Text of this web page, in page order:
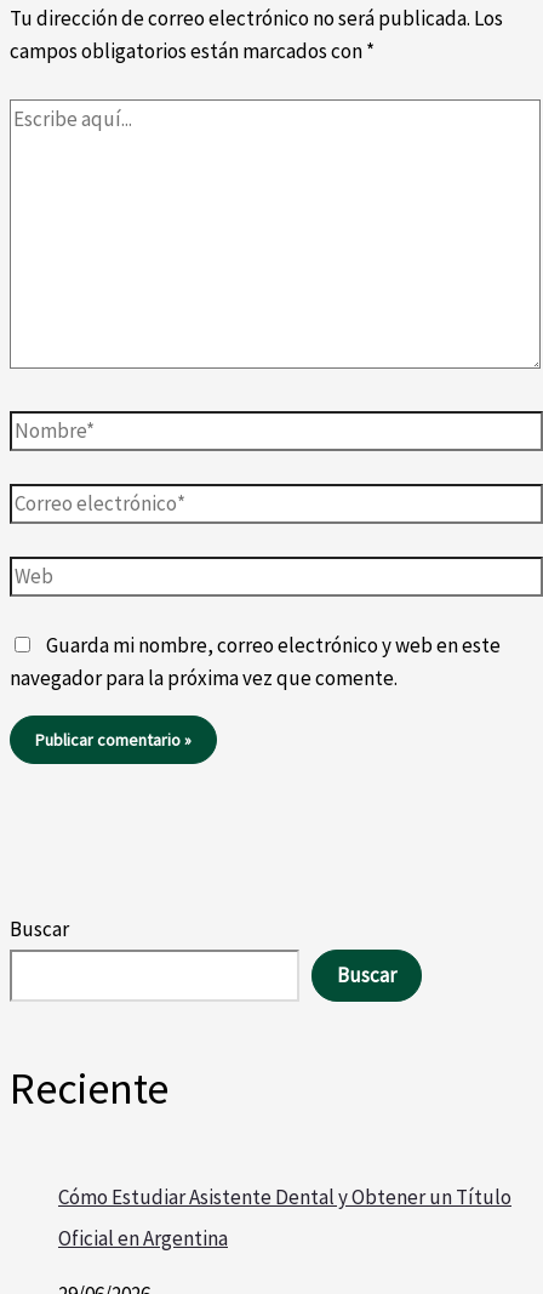
Tu dirección de correo electrónico no será publicada. Los
campos obligatorios están marcados con*
Escribe
Nombre*
Correo
electrónico*
Web
Guarda mi nombre, correo electrónico y web en este
navegador para la próxima vez que comente.
Buscar
Buscar
Reciente
Cómo Estudiar Asistente Dental y Obtener un Título
Oficial en Argentina